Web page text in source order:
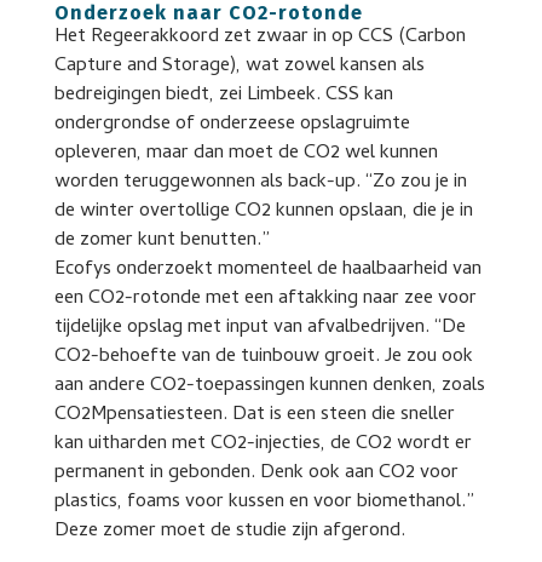
Onderzoek naar CO2-rotonde
Het Regeerakkoord zet zwaar in op CCS (Carbon
Capture and Storage), wat zowel kansen als
bedreigingen biedt, zei Limbeek. CSS kan
ondergrondse of onderzeese opslagruimte
opleveren, maar dan moet de CO2 wel kunnen
worden teruggewonnen als back-up. “Zo zou je in
de winter overtollige CO2 kunnen opslaan, die je in
de zomer kunt benutten.”
Ecofys onderzoekt momenteel de haalbaarheid van
een CO2-rotonde met een aftakking naar zee voor
tijdelijke opslag met input van afvalbedrijven. “De
CO2-behoefte van de tuinbouw groeit. Je zou ook
aan andere CO2-toepassingen kunnen denken, zoals
CO2Mpensatiesteen. Dat is een steen die sneller
kan uitharden met CO2-injecties, de CO2 wordt er
permanent in gebonden. Denk ook aan CO2 voor
plastics, foams voor kussen en voor biomethanol.”
Deze zomer moet de studie zijn afgerond.